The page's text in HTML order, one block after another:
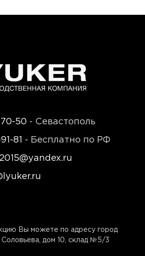
50 - Севастополь
81 - Бесплатно по РФ
Вы можете по адресу город
Соловьева, дом 10, склад №5/3